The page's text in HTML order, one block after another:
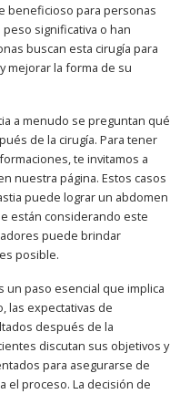
beneficioso para personas
significativa o han
buscan esta cirugía para
mejorar la forma de su
a menudo se preguntan qué
de la cirugía. Para tener
te invitamos a
nuestra página. Estos casos
puede lograr un abdomen
están considerando este
puede brindar
posible.
un paso esencial que implica
las expectativas de
después de la
discutan sus objetivos y
para asegurarse de
el proceso. La decisión de